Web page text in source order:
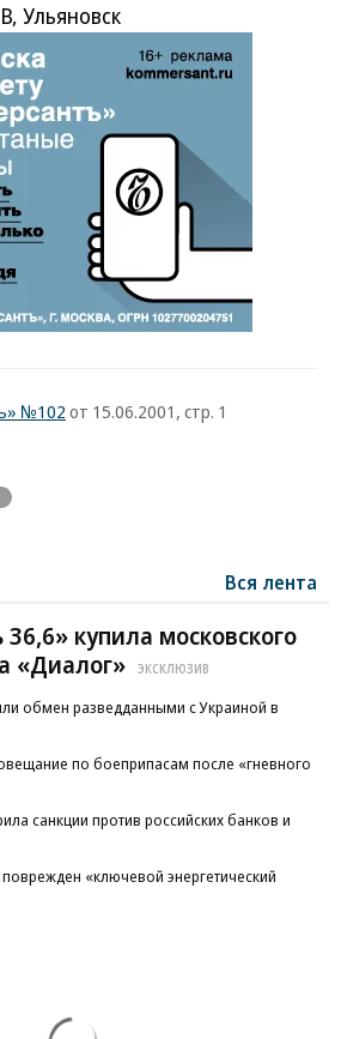
Ульяновск
№102 от 15.06.2001, стр. 1
Вся лента
купила московского
«Диалог»
ЭКСКЛЮЗИВ
обмен разведданными с Украиной в
по боеприпасам после «гневного
санкции против российских банков и
«ключевой энергетический